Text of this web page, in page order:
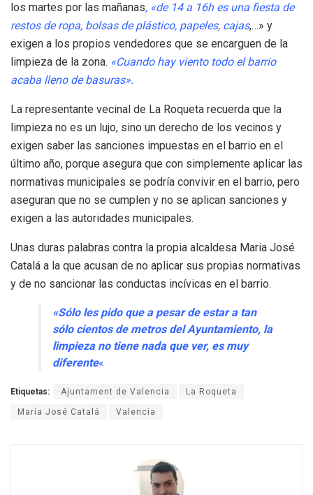
los martes por las mañanas, «de 14 a 16h es una fiesta de
restos de ropa, bolsas de plástico, papeles, cajas,…» y
exigen a los propios vendedores que se encarguen de la
limpieza de la zona. «Cuando hay viento todo el barrio
acaba lleno de basuras».
La representante vecinal de La Roqueta recuerda que la
limpieza no es un lujo, sino un derecho de los vecinos y
exigen saber las sanciones impuestas en el barrio en el
último año, porque asegura que con simplemente aplicar las
normativas municipales se podría convivir en el barrio, pero
aseguran que no se cumplen y no se aplican sanciones y
exigen a las autoridades municipales.
Unas duras palabras contra la propia alcaldesa Maria José
Catalá a la que acusan de no aplicar sus propias normativas
y de no sancionar las conductas incívicas en el barrio.
«Sólo les pido que a pesar de estar a tan
sólo cientos de metros del Ayuntamiento, la
limpieza no tiene nada que ver, es muy
diferente«
Etiquetas: Ajuntament de Valencia La Roqueta
María José Catalá Valencia